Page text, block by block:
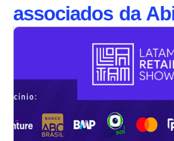
associados da